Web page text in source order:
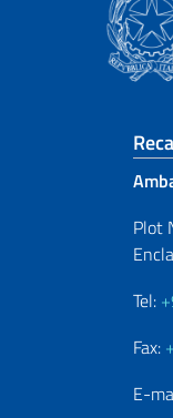
Plot
Tel:
Fax:
E-